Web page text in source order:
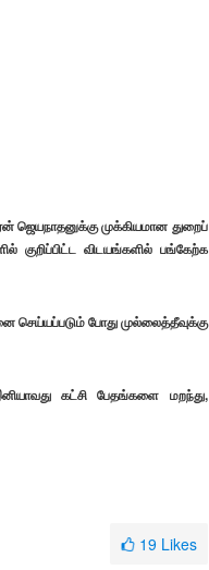
ஜெயநாதனுக்கு முக்கியமான துறைப்
குறிப்பிட்ட விடயங்களில் பங்கேற்க
செய்யப்படும் போது முல்லைத்தீவுக்கு
கட்சி பேதங்களை மறந்து,
19 Likes